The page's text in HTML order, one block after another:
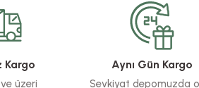
bozuk veya görüntülenemiyor.
eksik bilgiler bulunuyor.
hatalar bulunuyor.
sitelerden daha pahalı.
Kargo
üzeri
Aynı Gün Kargo
Sevkiyat depomuzda